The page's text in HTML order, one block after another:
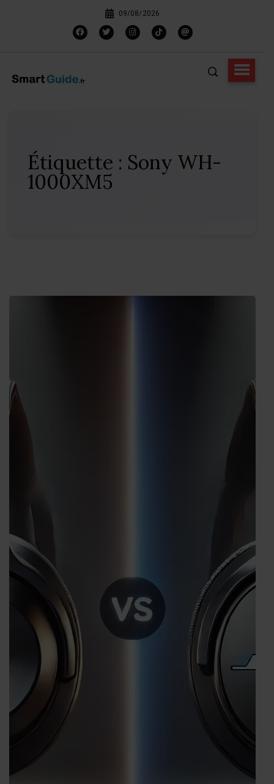
09/08/2026
Étiquette : Sony WH-
1000XM5